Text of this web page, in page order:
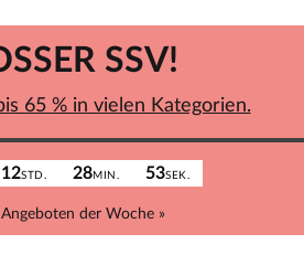
12STD. 28MIN. 53SEK.
der Woche »
SSV!
65 % in vielen Kategorien.